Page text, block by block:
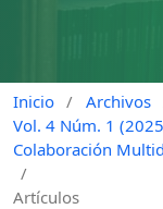
Inicio / Archivos
Vol. 4 Núm. 1
Colaboración
/
Artículos